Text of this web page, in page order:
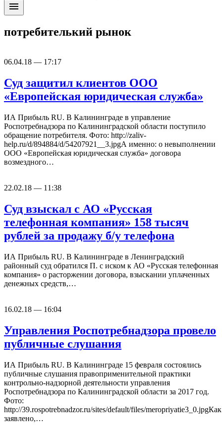
menu
потребителький рынок
06.04.18 — 17:17
Суд защитил клиентов ООО
«Европейская юридическая служба»
ИА Прибыль RU. В Калининграде в управление
Роспотребнадзора по Калининградской области поступило
обращение потребителя. Фото: http://zaliv-
help.ru/d/894884/d/54207921__3.jpgА именно: о невыполнении
ООО «Европейская юридическая служба» договора
возмездного…
22.02.18 — 11:38
Суд взыскал с АО «Русская
телефонная компания» 158 тысяч
рублей за продажу б/у телефона
ИА Прибыль RU. В Калининграде в Ленинградский
районный суд обратился П. с иском к АО «Русская телефонная
компания» о расторжении договора, взыскании уплаченных
денежных средств,…
16.02.18 — 16:04
Управления Роспотребнадзора провело
публичные слушания
ИА Прибыль RU. В Калининграде 15 февраля состоялись
публичные слушания правоприменительной практики
контрольно-надзорной деятельности управления
Роспотребнадзора по Калининградской области за 2017 год.
Фото:
http://39.rospotrebnadzor.ru/sites/default/files/meropriyatie3_0.jpgКак
заявлено,…